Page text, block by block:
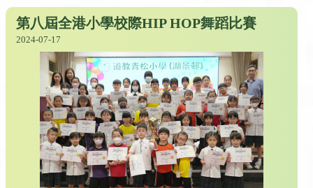
第八屆全港小學校際HIP HOP舞蹈比賽
2024-07-17